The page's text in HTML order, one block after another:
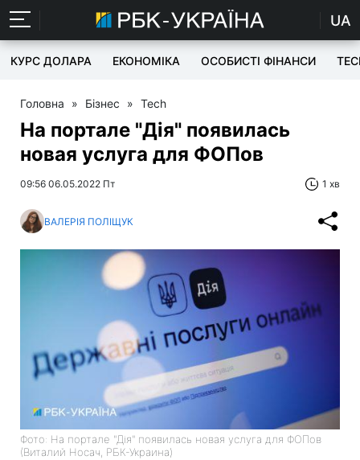
UA
КУРС ДОЛАРА ЕКОНОМІКА ОСОБИСТІ ФІНАНСИ
Головна » Бізнес » Tech
На портале "Дія" появилась
новая услуга для ФОПов
09:56 06.05.2022 Пт 1 хв
ВАЛЕРІЯ ПОЛІЩУК
Фото: На портале "Дія" появилась новая услуга для ФОПов
(Виталий Носач, РБК-Украина)